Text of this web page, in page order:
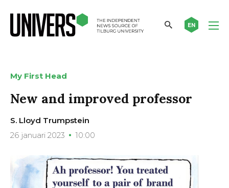
EN
My First Head
New and improved professor
S. Lloyd Trumpstein
26 januari 2023
10:00